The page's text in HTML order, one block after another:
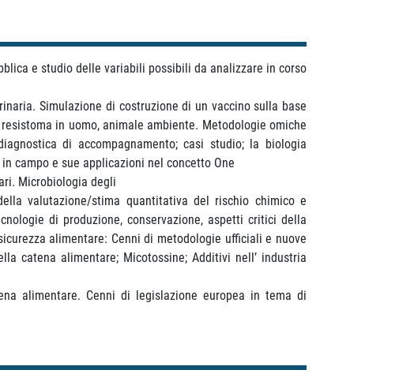
e studio delle variabili possibili da analizzare in corso
Simulazione di costruzione di un vaccino sulla base
in uomo, animale ambiente. Metodologie omiche
di accompagnamento; casi studio; la biologia
campo e sue applicazioni nel concetto One
Microbiologia degli
valutazione/stima quantitativa del rischio chimico e
di produzione, conservazione, aspetti critici della
alimentare: Cenni di metodologie ufficiali e nuove
catena alimentare; Micotossine; Additivi nell’ industria
alimentare. Cenni di legislazione europea in tema di